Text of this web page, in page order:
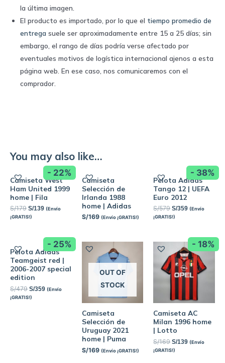
la última imagen.
El producto es importado, por lo que el tiempo promedio de
entrega suele ser aproximadamente entre 15 a 25 días; sin
embargo, el rango de días podría verse afectado por
eventuales motivos de logística internacional ajenos a esta
página web. En ese caso, nos comunicaremos con el
comprador.
You may also like…
- 22%
Camiseta West
Ham United 1999
home | Fila
S/179 S/139 (Envío
¡GRATIS!)
Camiseta
Selección de
Irlanda 1988
home | Adidas
S/169 (Envío ¡GRATIS!)
- 38%
Pelota Adidas
Tango 12 | UEFA
Euro 2012
S/579 S/359 (Envío
¡GRATIS!)
- 25%
Pelota Adidas
Teamgeist red |
2006-2007 special
edition
S/479 S/359 (Envío
¡GRATIS!)
OUT OF
STOCK
Camiseta
Selección de
Uruguay 2021
home | Puma
S/169 (Envío ¡GRATIS!)
- 18%
Camiseta AC
Milan 1996 home
| Lotto
S/169 S/139 (Envío
¡GRATIS!)